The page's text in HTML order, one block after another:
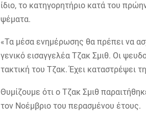
ίδιο, το κατηγορητήριο κατά του
ψέματα.
«Τα μέσα ενημέρωσης θα πρέπει να
γενικό εισαγγελέα Τζακ Σμιθ. Οι
τακτική του Τζακ. Έχει καταστρέψει
Θυμίζουμε ότι ο Τζακ Σμιθ
τον Νοέμβριο του περασμένου έτους.